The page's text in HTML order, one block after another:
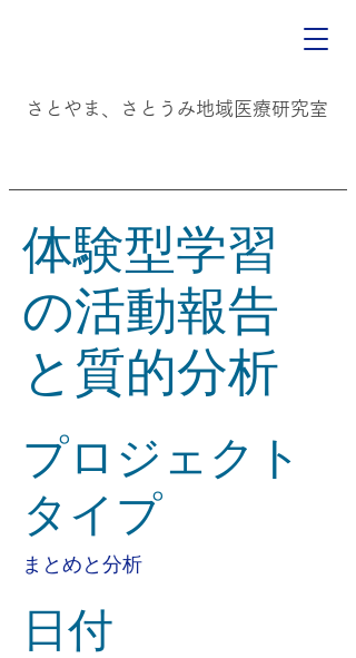
​ ​さとやま、さとうみ地域医療研究室
体験型学習
の活動報告
と質的分析
プロジェクト
タイプ
まとめと分析
日付